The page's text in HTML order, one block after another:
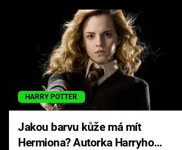
HARRY POTTER
Jakou barvu kůže má mít
Hermiona? Autorka Harryho